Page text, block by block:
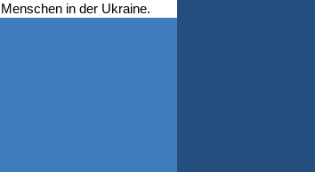
Menschen in der Ukraine.